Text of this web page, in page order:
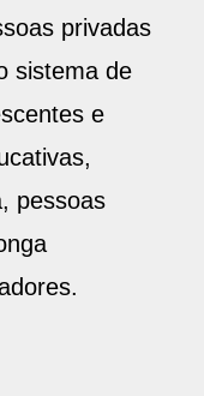
privadas
sistema de
e
pessoas